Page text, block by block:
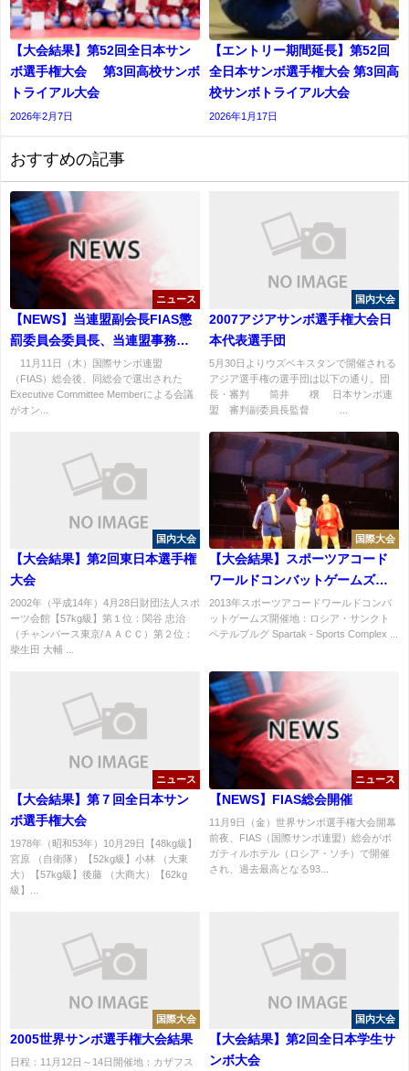
【大会結果】第52回全日本サン
ボ選手権大会 第3回高校サンボ
トライアル大会
2026年2月7日
【エントリー期間延長】第52回
全日本サンボ選手権大会 第3回高
校サンボトライアル大会
2026年1月17日
おすすめの記事
ニュース
【NEWS】当連盟副会長FIAS懲
罰委員会委員長、当連盟事務局
長同委員会委員に再任！
11月11日（木）国際サンボ連盟
（FIAS）総会後、同総会で選出された
Executive Committee Memberによる会議
がオン...
国内大会
2007アジアサンボ選手権大会日
本代表選手団
5月30日よりウズベキスタンで開催される
アジア選手権の選手団は以下の通り。団
長・審判 筒井 穣 日本サンボ連
盟 審判副委員長監督 ...
国内大会
【大会結果】第2回東日本選手権
大会
2002年（平成14年）4月28日財団法人スポ
ーツ会館【57kg級】第１位：関谷 忠治
（チャンバース東京/ＡＡＣＣ）第２位：
柴生田 大輔 ...
国際大会
【大会結果】スポーツアコード
ワールドコンバットゲームズサ
ンボ競技大会結果
2013年スポーツアコードワールドコンバ
ットゲームズ開催地：ロシア・サンクト
ペテルブルグ Spartak - Sports Complex ...
ニュース
【大会結果】第７回全日本サン
ボ選手権大会
1978年（昭和53年）10月29日【48kg級】
宮原 （自衛隊）【52kg級】小林 （大東
大）【57kg級】後藤 （大商大）【62kg
級】...
ニュース
【NEWS】FIAS総会開催
11月9日（金）世界サンボ選手権大会開幕
前夜、FIAS（国際サンボ連盟）総会がボ
ガティルホテル（ロシア・ソチ）で開催
され、過去最高となる93...
国際大会
2005世界サンボ選手権大会結果
日程：11月12日～14日開催地：カザフス
国内大会
【大会結果】第2回全日本学生サ
ンボ大会